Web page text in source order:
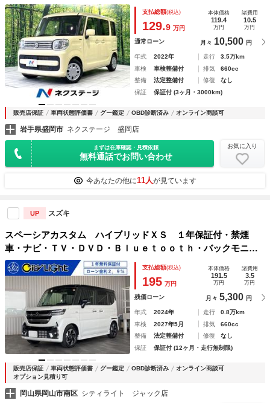
ーセンサー スマートキー ＥＴＣ オートライト オートエ
アコン Ｂｌｕｅｔｏｏｔｈ ＣＤ ＤＶＤ再生 地デジ
支払総額(税込)
129.9 万円
本体価格
119.4
万円
諸費用
10.5
万円
通常ローン 月々 10,500 円
年式 2022年 走行
3.5万km
車検
車検整備付 排気
660cc
整備
法定整備付 修復
なし
保証
保証付 (3ヶ月・3000km)
販売店保証 車両状態評価書 グー鑑定 OBD診断済み オンライン商談可
岩手県盛岡市 ネクステージ 盛岡店
まずは在庫確認・見積依頼
無料通話でお問い合わせ
お気に入り
今あなたの他に11人が見ています
UP スズキ
スペーシアカスタム ハイブリッドＸＳ １年保証付・禁煙
車・ナビ・ＴＶ・ＤＶＤ・Ｂｌｕｅｔｏｏｔｈ・バックモニタ
ー・スズキセーフティ・アイドリングストップ・クルーズコン
トロール・ヘッドアップディスプレイ・両側パワースライド・
シートヒーター
支払総額(税込)
195 万円
本体価格
191.5
万円
諸費用
3.5
万円
残価ローン 月々 5,300 円
年式 2024年 走行
0.8万km
車検
2027年5月 排気
660cc
整備
法定整備付 修復
なし
保証
保証付 (12ヶ月・走行無制限)
販売店保証 車両状態評価書 グー鑑定 OBD診断済み
オンライン商談可
オプション見積り可
岡山県岡山市南区 シティライト ジャック店